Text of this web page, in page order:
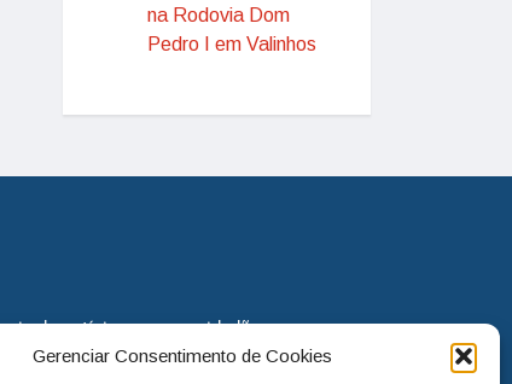
Gerenciar Consentimento de Cookies
na Rodovia Dom
Pedro I em Valinhos
via de notícias para os cidadãos
continua assumindo o papel